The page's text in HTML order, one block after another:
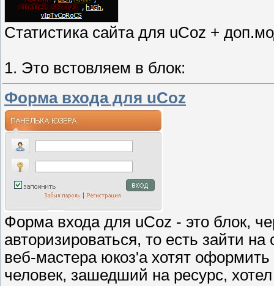
Статистика сайта для uCoz +
1. Это встовляем в блок:
Форма входа для uCoz
Форма входа для uCoz - это блок,
авторизироваться, то есть зайти
веб-мастера юкоз'а хотят
человек, зашедший на ресурс,